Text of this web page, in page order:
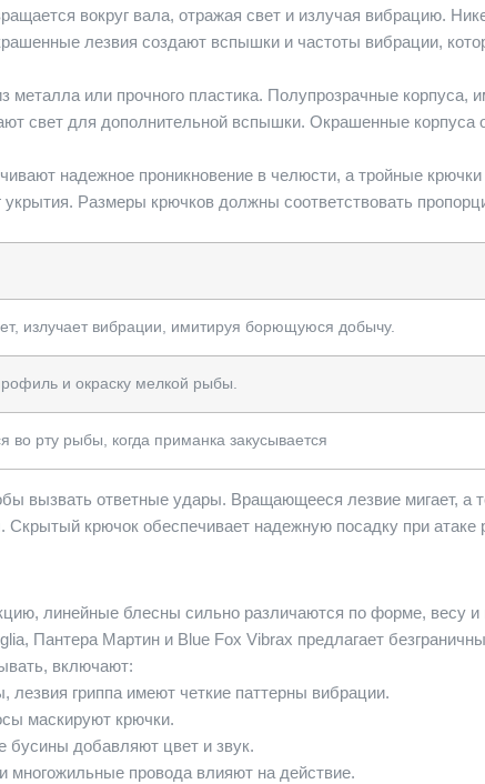
вокруг вала, отражая свет и излучая вибрацию.
лезвия создают вспышки и частоты вибрации,
металла или прочного пластика. Полупрозрачные корпуса,
свет для дополнительной вспышки. Окрашенные корпуса
надежное проникновение в челюсти, а тройные
укрытия. Размеры крючков должны соответствовать
излучает вибрации, имитируя борющуюся добычу.
и окраску мелкой рыбы.
во рту рыбы, когда приманка закусывается
вызвать ответные удары. Вращающееся лезвие мигает, а
крючок обеспечивает надежную посадку при атаке
линейные блесны сильно различаются по форме, весу
Пантера Мартин и Blue Fox Vibrax предлагает
включают:
лезвия гриппа имеют четкие паттерны вибрации.
маскируют крючки.
бусины добавляют цвет и звук.
провода влияют на действие.